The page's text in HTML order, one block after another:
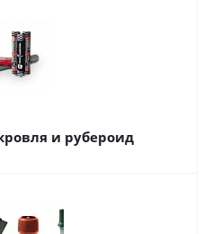
и рубероид